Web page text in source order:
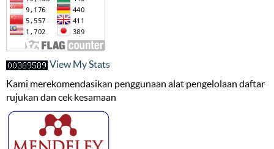
View My Stats
Kami merekomendasikan penggunaan alat pengelolaan daftar
rujukan dan cek kesamaan